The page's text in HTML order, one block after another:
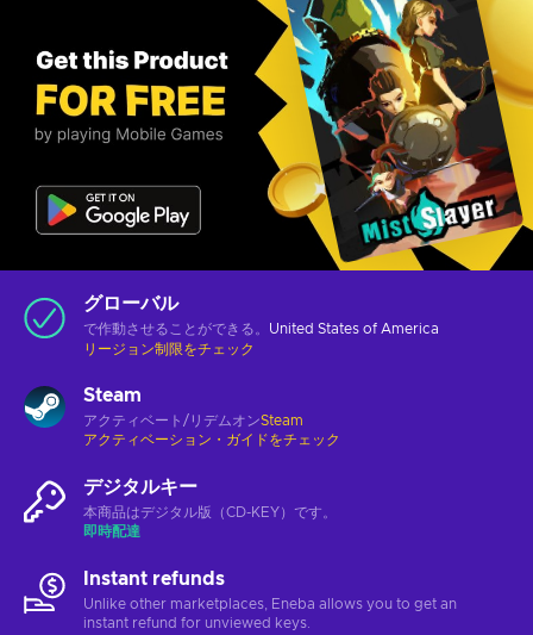
グローバル
で作動させることができる。 United States of America
リージョン制限をチェック
Steam
アクティベート/リデムオンSteam
アクティベーション・ガイドをチェック
デジタルキー
本商品はデジタル版（CD-KEY）です。
即時配達
Instant refunds
Unlike other marketplaces, Eneba allows you to get an
instant refund for unviewed keys.